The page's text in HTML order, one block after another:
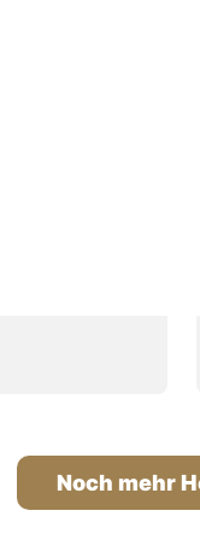
Noch mehr